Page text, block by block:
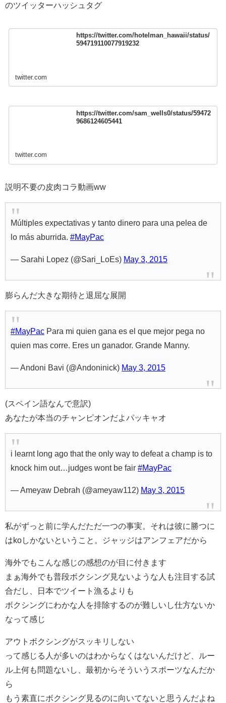
のツイッターハッシュタグ
https://twitter.com/hotelman_hawaii/status/
594719110077919232
twitter.com
https://twitter.com/sam_wells0/status/59472
9686124605441
twitter.com
説明不要の皮肉コラ動画ww
Múltiples expectativas y tanto dinero para una pelea de
lo más aburrida. #MayPac
— Sarahi Lopez (@Sari_LoEs) May 3, 2015
膨らんだ大きな期待と退屈な展開
#MayPac Para mi quien gana es el que mejor pega no
quien mas corre. Eres un ganador. Grande Manny.
— Andoni Bavi (@Andoninick) May 3, 2015
(スペイン語なんで意訳)
あなたが本当のチャンピオンだよパッキャオ
i learnt long ago that the only way to defeat a champ is to
knock him out…judges wont be fair #MayPac
— Ameyaw Debrah (@ameyaw112) May 3, 2015
私がずっと前に学んだただ一つの事実。それは彼に勝つに
はkoしかないということ。ジャッジはアンフェアだから
海外でもこんな感じの感想のが目に付きます
まぁ海外でも普段ボクシング見ないような人も注目する試
合だし、日本でツイート漁るよりも
ボクシングにわかな人を排除するのが難しいし仕方ないか
なって感じ
アウトボクシングがスッキリしない
って感じる人が多いのはわからなくはないんだけど、ルー
ル上何も問題ないし、最初からそういうスポーツなんだか
ら
もう素直にボクシング見るのに向いてないと思うんだよね